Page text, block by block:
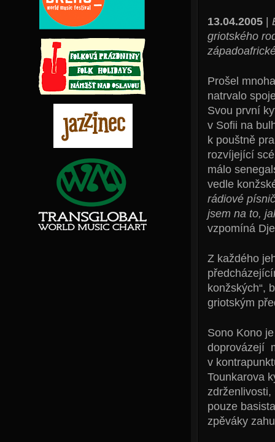
13.04.2005|
griotského
Prošel
natrvalo
Svou první
v Sofii na
k pouštně
rozvíjející
málo
vedle
rádiové
jsem na to,
vzpomíná
Z každého
konžských“,
griotským
Sono Kono
doprovázejí
v
Tounkarova
pouze
zpěváky